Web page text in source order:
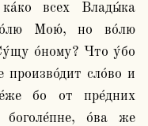
всех Влады́ка
Мою́, но во́лю
о́ному? Что у́бо
произво́дит сло́во и
бо от пре́дних
боголе́пне, о́ва же